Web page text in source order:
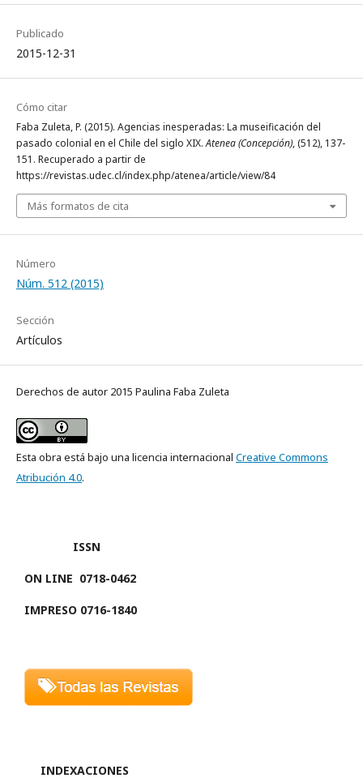
Publicado
2015-12-31
Cómo citar
Faba Zuleta, P. (2015). Agencias inesperadas: La museificación del
pasado colonial en el Chile del siglo XIX.Atenea (Concepción), (512), 137-
151. Recuperado a partir de
https://revistas.udec.cl/index.php/atenea/article/view/84
Más formatos de cita
Número
Núm. 512 (2015)
Sección
Artículos
Derechos de autor 2015 Paulina Faba Zuleta
Esta obra está bajo una licencia internacional Creative Commons
Atribución 4.0.
ISSN
ON LINE 0718-0462
IMPRESO 0716-1840
INDEXACIONES